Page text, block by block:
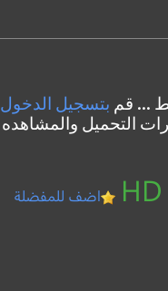
... قم بتسجيل الدخول
التحميل والمشاهده
اضف للمفضلة